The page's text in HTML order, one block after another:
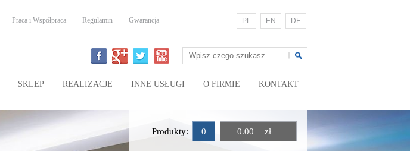
DE
EN
PL
Praca i Współpraca Regulamin Gwarancja
SKLEP REALIZACJE INNE USŁUGI O FIRMIE KONTAKT
Produkty: 0 0.00 zł